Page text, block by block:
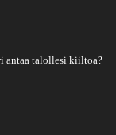
antaa talollesi kiiltoa?